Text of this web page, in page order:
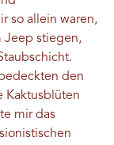
so allein waren,
Jeep stiegen,
den
Kaktusblüten
mir das